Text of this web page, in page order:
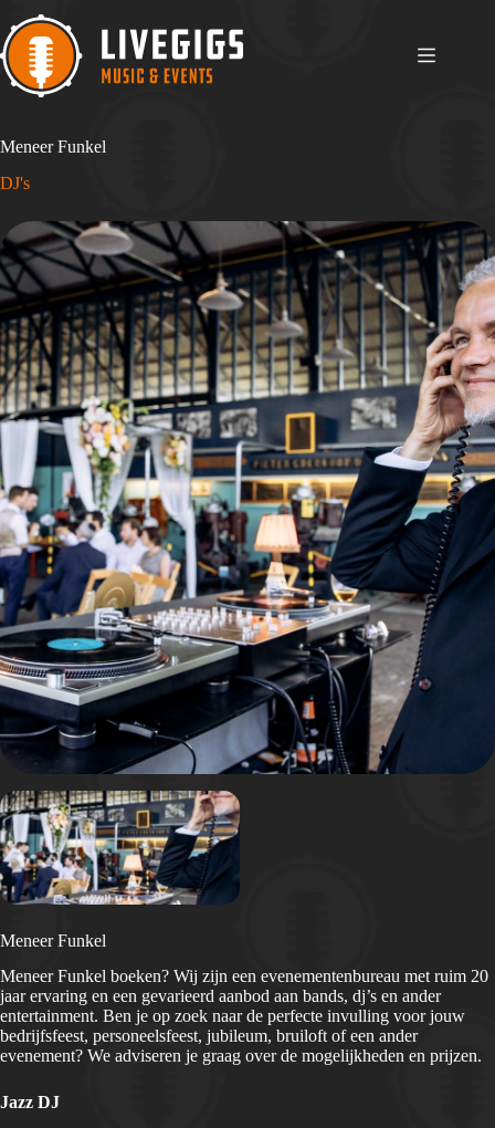
naar
de
inhoud
Meneer Funkel
DJ's
Meneer Funkel
Meneer Funkel boeken? Wij zijn een evenementenbureau met ruim 20
jaar ervaring en een gevarieerd aanbod aan bands, dj’s en ander
entertainment. Ben je op zoek naar de perfecte invulling voor jouw
bedrijfsfeest, personeelsfeest, jubileum, bruiloft of een ander
evenement? We adviseren je graag over de mogelijkheden en prijzen.
Jazz DJ